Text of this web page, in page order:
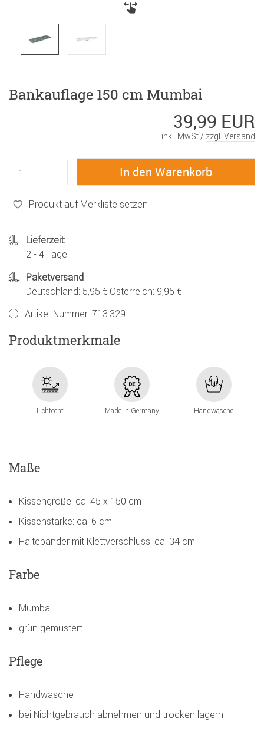
Bankauflage 150 cm Mumbai
39,99 EUR
inkl. MwSt / zzgl. Versand
Produkt auf Merkliste setzen
Lieferzeit:
2 - 4 Tage
Paketversand
Deutschland: 5,95 € Österreich: 9,95 €
Artikel-Nummer: 713.329
Produktmerkmale
Lichtecht Made in Germany Handwäsche
Maße
Kissengröße: ca. 45 x 150 cm
Kissenstärke: ca. 6 cm
Haltebänder mit Klettverschluss: ca. 34 cm
Farbe
Mumbai
grün gemustert
Pflege
Handwäsche
bei Nichtgebrauch abnehmen und trocken lagern